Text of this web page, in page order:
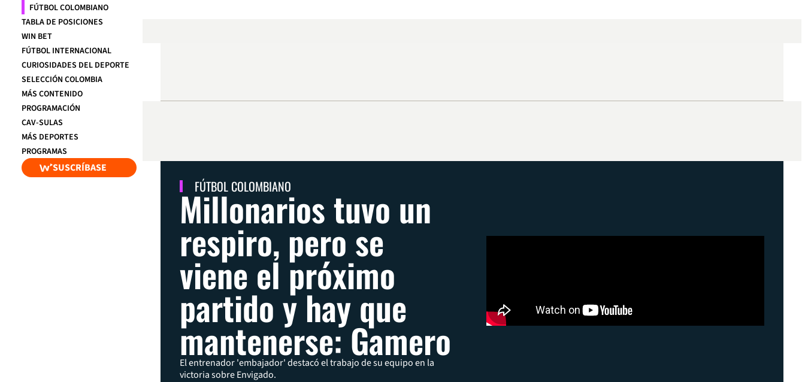
FÚTBOL COLOMBIANO
TABLA DE POSICIONES
WIN BET
FÚTBOL INTERNACIONAL
CURIOSIDADES DEL DEPORTE
SELECCIÓN COLOMBIA
MÁS CONTENIDO
PROGRAMACIÓN
CAV-SULAS
MÁS DEPORTES
PROGRAMAS
SUSCRÍBASE
FÚTBOL COLOMBIANO
Millonarios tuvo un
respiro, pero se
viene el próximo
partido y hay que
mantenerse: Gamero
El entrenador 'embajador' destacó el trabajo de su equipo en la
victoria sobre Envigado.